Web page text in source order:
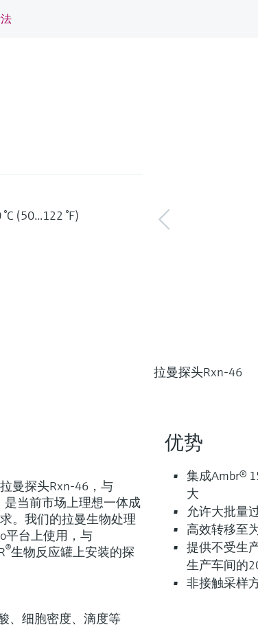
拉曼探头Rxn-46
(50...122 °F)
曼探头Rxn-46，与
是当前市场上理想一体成
。我们的拉曼生物处理
平台上使用，与
®生物反应罐上安装的探
、细胞密度、滴度等
优势
集成Ambr®
大
允许大批量
高效转移至
提供不受生
生产车间的
非接触采样